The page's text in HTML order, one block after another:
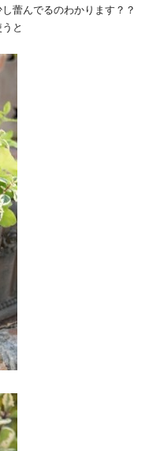
蕾んでるのわかります？？
と